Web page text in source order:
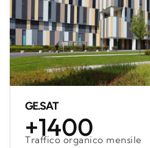
GE.SAT
+1400
Traffico organico mensile